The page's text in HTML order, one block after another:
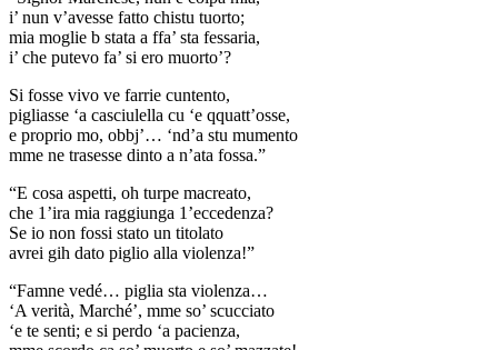
i’ nun v’avesse fatto chistu tuorto;
mia moglie b stata a ffa’ sta fessaria,
i’ che putevo fa’ si ero muorto’?
Si fosse vivo ve farrie cuntento,
pigliasse ‘a casciulella cu ‘e qquatt’osse,
e proprio mo, obbj’… ‘nd’a stu mumento
mme ne trasesse dinto a n’ata fossa.”
“E cosa aspetti, oh turpe macreato,
che 1’ira mia raggiunga 1’eccedenza?
Se io non fossi stato un titolato
avrei gih dato piglio alla violenza!”
“Famne vedé… piglia sta violenza…
‘A verità, Marché’, mme so’ scucciato
‘e te senti; e si perdo ‘a pacienza,